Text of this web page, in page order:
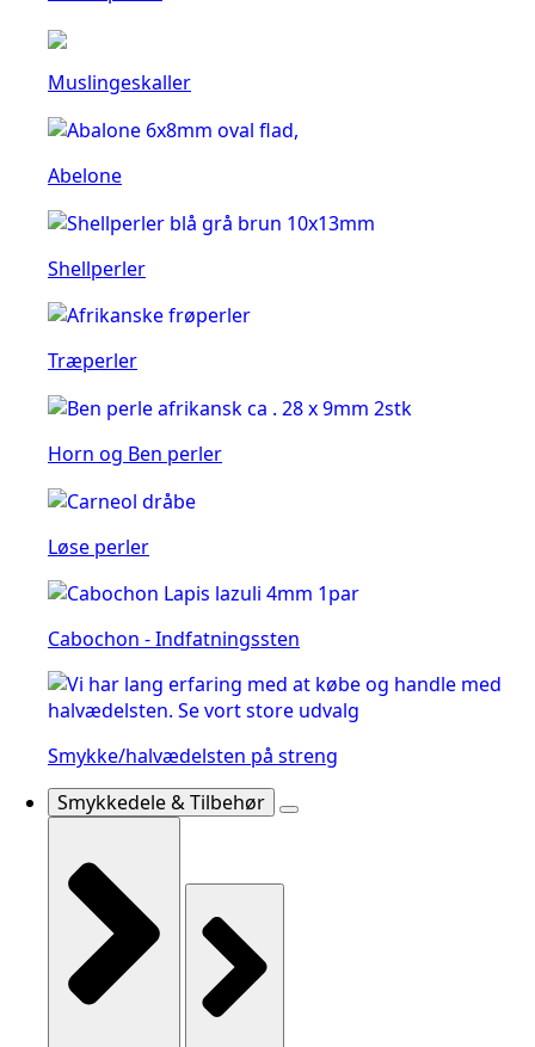
Muslingeskaller
Abelone
Shellperler
Træperler
Horn og Ben perler
Løse perler
Cabochon - Indfatningssten
Smykke/halvædelsten på streng
Smykkedele & Tilbehør